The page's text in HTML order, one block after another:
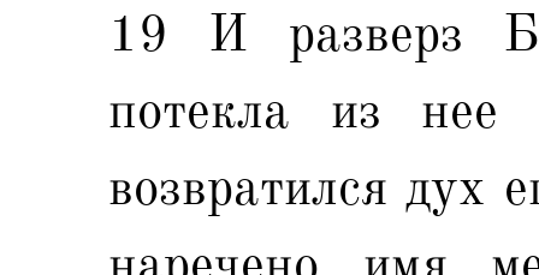
19 И разверз
потекла из
возвратился дух